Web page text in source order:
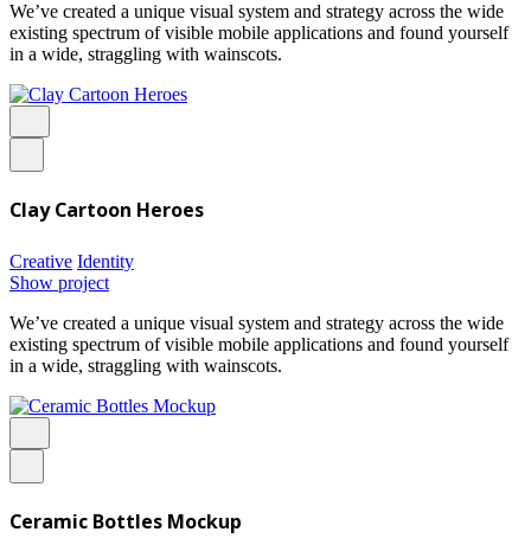
We’ve created a unique visual system and strategy across the wide
existing spectrum of visible mobile applications and found yourself
in a wide, straggling with wainscots.
Clay Cartoon Heroes
Creative Identity
Show project
We’ve created a unique visual system and strategy across the wide
existing spectrum of visible mobile applications and found yourself
in a wide, straggling with wainscots.
Ceramic Bottles Mockup